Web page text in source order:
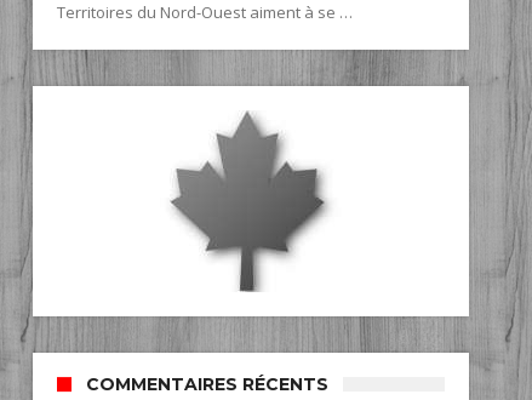
Territoires du Nord-Ouest aiment à se …
COMMENTAIRES RÉCENTS